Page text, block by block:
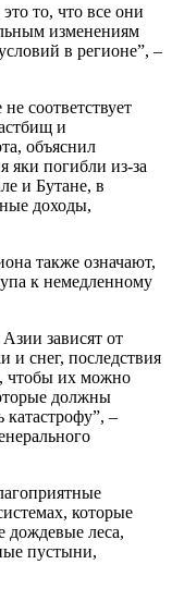
то, что все они
изменениям
в регионе”, –
соответствует
и
объяснил
яки погибли из-за
и Бутане, в
доходы,
также означают,
к немедленному
зависят от
и снег, последствия
чтобы их можно
должны
катастрофу”, –
которые
дождевые леса,
пустыни,